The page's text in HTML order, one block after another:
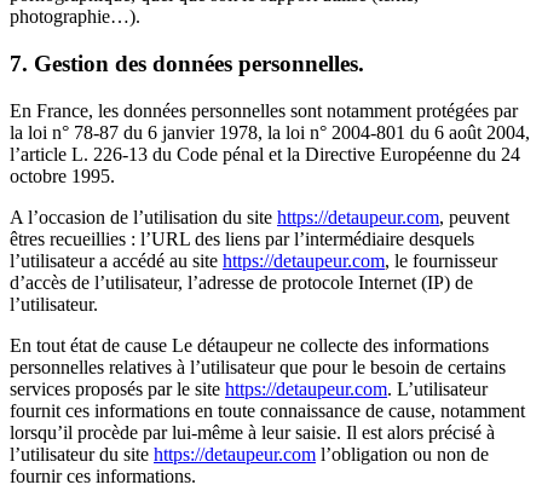
photographie…).
7. Gestion des données personnelles.
En France, les données personnelles sont notamment protégées par
la loi n° 78-87 du 6 janvier 1978, la loi n° 2004-801 du 6 août 2004,
l’article L. 226-13 du Code pénal et la Directive Européenne du 24
octobre 1995.
A l’occasion de l’utilisation du site https://detaupeur.com, peuvent
êtres recueillies : l’URL des liens par l’intermédiaire desquels
l’utilisateur a accédé au site https://detaupeur.com, le fournisseur
d’accès de l’utilisateur, l’adresse de protocole Internet (IP) de
l’utilisateur.
En tout état de cause Le détaupeur ne collecte des informations
personnelles relatives à l’utilisateur que pour le besoin de certains
services proposés par le site https://detaupeur.com. L’utilisateur
fournit ces informations en toute connaissance de cause, notamment
lorsqu’il procède par lui-même à leur saisie. Il est alors précisé à
l’utilisateur du site https://detaupeur.com l’obligation ou non de
fournir ces informations.